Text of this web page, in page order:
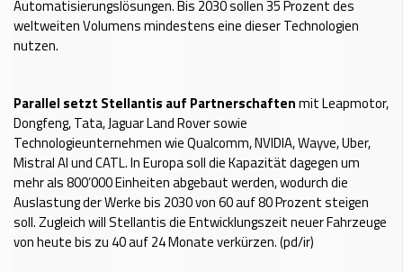
Automatisierungslösungen. Bis 2030 sollen 35 Prozent des
weltweiten Volumens mindestens eine dieser Technologien
nutzen.
Parallel setzt Stellantis auf Partnerschaftenmit Leapmotor,
Dongfeng, Tata, Jaguar Land Rover sowie
Technologieunternehmen wie Qualcomm, NVIDIA, Wayve, Uber,
Mistral AI und CATL. In Europa soll die Kapazität dagegen um
mehr als 800’000 Einheiten abgebaut werden, wodurch die
Auslastung der Werke bis 2030 von 60 auf 80 Prozent steigen
soll. Zugleich will Stellantis die Entwicklungszeit neuer Fahrzeuge
von heute bis zu 40 auf 24 Monate verkürzen. (pd/ir)